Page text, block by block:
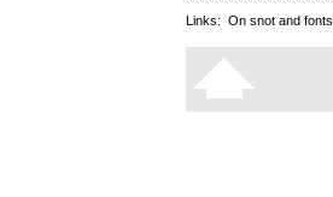
Links: On snot and fonts